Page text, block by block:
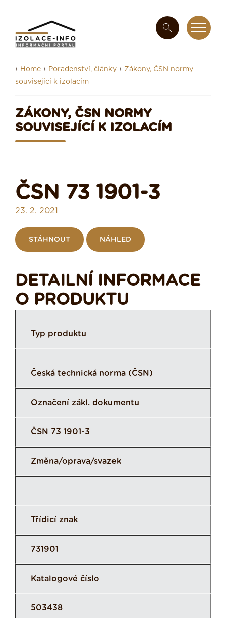
› Home › Poradenství, články › Zákony, ČSN normy
související k izolacím
ZÁKONY, ČSN NORMY
SOUVISEJÍCÍ K IZOLACÍM
ČSN 73 1901-3
23. 2. 2021
STÁHNOUT NÁHLED
DETAILNÍ INFORMACE
O PRODUKTU
Typ produktu
Česká technická norma (ČSN)
Označení zákl. dokumentu
ČSN 73 1901-3
Změna/oprava/svazek
Třídicí znak
731901
Katalogové číslo
503438